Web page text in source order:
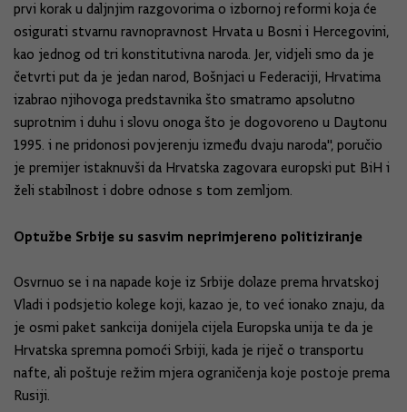
prvi korak u daljnjim razgovorima o izbornoj reformi koja će
osigurati stvarnu ravnopravnost Hrvata u Bosni i Hercegovini,
kao jednog od tri konstitutivna naroda. Jer, vidjeli smo da je
četvrti put da je jedan narod, Bošnjaci u Federaciji, Hrvatima
izabrao njihovoga predstavnika što smatramo apsolutno
suprotnim i duhu i slovu onoga što je dogovoreno u Daytonu
1995. i ne pridonosi povjerenju između dvaju naroda", poručio
je premijer istaknuvši da Hrvatska zagovara europski put BiH i
želi stabilnost i dobre odnose s tom zemljom.
Optužbe Srbije su sasvim neprimjereno politiziranje
Osvrnuo se i na napade koje iz Srbije dolaze prema hrvatskoj
Vladi i podsjetio kolege koji, kazao je, to već ionako znaju, da
je osmi paket sankcija donijela cijela Europska unija te da je
Hrvatska spremna pomoći Srbiji, kada je riječ o transportu
nafte, ali poštuje režim mjera ograničenja koje postoje prema
Rusiji.